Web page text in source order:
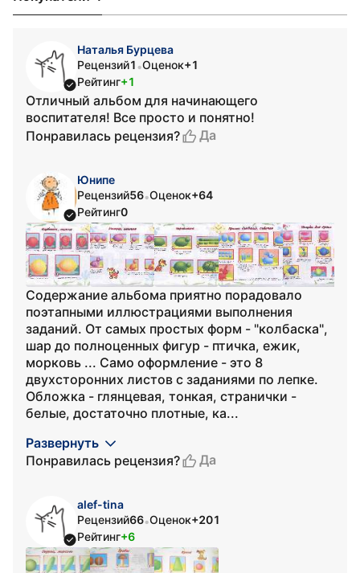
Наталья Бурцева
Рецензий1 •Оценок+1
Рейтинг+1
Отличный альбом для начинающего
воспитателя! Все просто и понятно!
Понравилась рецензия?
Да
Юнипе
Рецензий56•Оценок+64
Рейтинг0
Содержание альбома приятно порадовало
поэтапными иллюстрациями выполнения
заданий. От самых простых форм - "колбаска",
шар до полноценных фигур - птичка, ежик,
морковь ... Само оформление - это 8
двухсторонних листов с заданиями по лепке.
Обложка - глянцевая, тонкая, странички -
белые, достаточно плотные, ка...
Развернуть
Понравилась рецензия?
Да
alef-tina
Рецензий66•Оценок+201
Рейтинг+6